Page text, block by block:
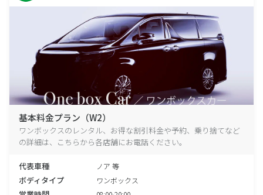
基本料金プラン（W2）
ワンボックスのレンタル、お得な割引料金や予約、乗り捨てなど
の詳細は、こちらから各店舗にお電話ください。
代表車種 ノア 等
ボディタイプ ワンボックス